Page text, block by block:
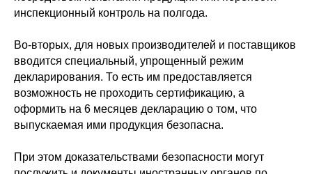
инспекционный контроль на полгода.
Во-вторых, для новых производителей и поставщиков
вводится специальный, упрощенный режим
декларирования. То есть им предоставляется
возможность не проходить сертификацию, а
оформить на 6 месяцев декларацию о том, что
выпускаемая ими продукция безопасна.
При этом доказательствами безопасности могут